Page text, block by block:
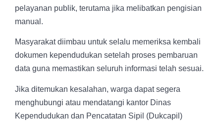
pelayanan publik, terutama jika melibatkan pengisian
manual.
Masyarakat diimbau untuk selalu memeriksa kembali
dokumen kependudukan setelah proses pembaruan
data guna memastikan seluruh informasi telah sesuai.
Jika ditemukan kesalahan, warga dapat segera
menghubungi atau mendatangi kantor Dinas
Kependudukan dan Pencatatan Sipil (Dukcapil)